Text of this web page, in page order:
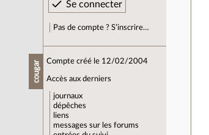
Pas de compte ? S’inscrire…
cougar Compte créé le 12/02/2004
Accès aux derniers
journaux
dépêches
liens
messages sur les forums